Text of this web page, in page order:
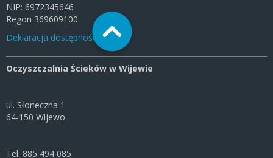
NIP: 6972345646
Regon 369609100
Deklaracja dostępności
Oczyszczalnia Ścieków w Wijewie
ul. Słoneczna 1
64-150 Wijewo
Tel. 885 494 085